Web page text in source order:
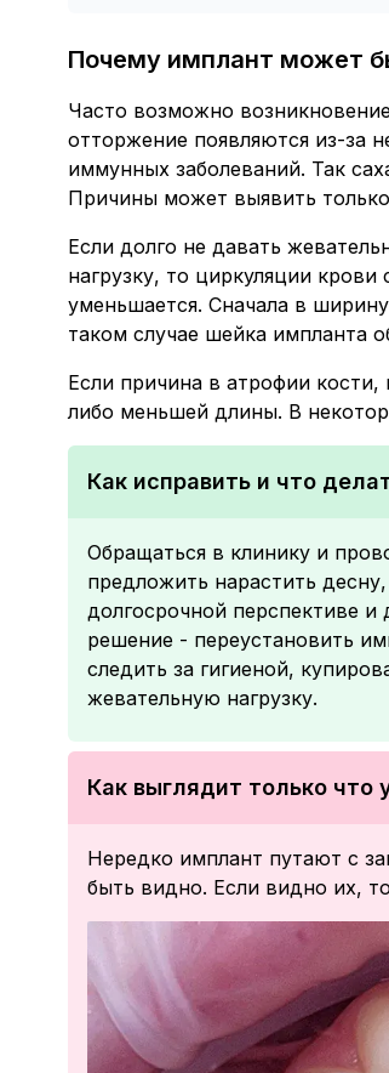
Почему имплант может
Часто возможно
отторжение появляются из-за
иммунных заболеваний. Так
Причины может выявить
Если долго не давать
нагрузку, то циркуляции
уменьшается. Сначала в
таком случае шейка импланта
Если причина в атрофии
либо меньшей длины. В
Как исправить и что
Обращаться в клинику и
предложить нарастить
долгосрочной перспективе и
решение - переустановить
следить за гигиеной,
жевательную нагрузку.
Как выглядит только что
Нередко имплант путают с
быть видно. Если видно их,